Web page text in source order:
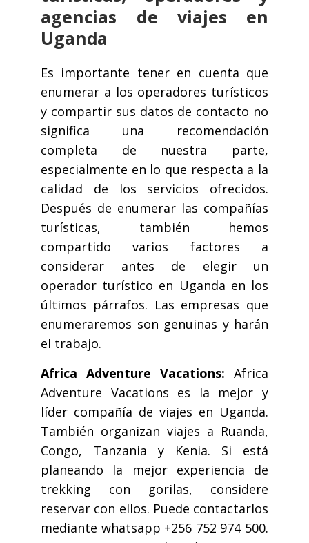
agencias de viajes en
Uganda
Es importante tener en cuenta que
enumerar a los operadores turísticos
y compartir sus datos de contacto no
significa una recomendación
completa de nuestra parte,
especialmente en lo que respecta a la
calidad de los servicios ofrecidos.
Después de enumerar las compañías
turísticas, también hemos
compartido varios factores a
considerar antes de elegir un
operador turístico en Uganda en los
últimos párrafos. Las empresas que
enumeraremos son genuinas y harán
el trabajo.
Africa Adventure Vacations: Africa
Adventure Vacations es la mejor y
líder compañía de viajes en Uganda.
También organizan viajes a Ruanda,
Congo, Tanzania y Kenia. Si está
planeando la mejor experiencia de
trekking con gorilas, considere
reservar con ellos. Puede contactarlos
mediante whatsapp +256 752 974 500.